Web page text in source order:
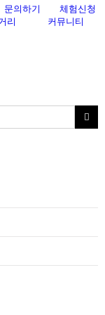
문의하기
체험신청
리 커뮤니티